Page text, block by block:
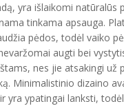
yra išlaikomi natūralūs
tinkama apsauga.
pėdos, todėl vaiko
augti bei
nes jie atsakingi už
Minimalistinio dizaino
yra ypatingai lanksti,